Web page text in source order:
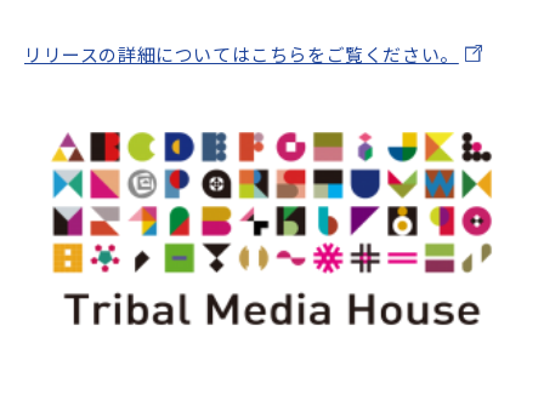
リリースの詳細についてはこちらをご覧ください。